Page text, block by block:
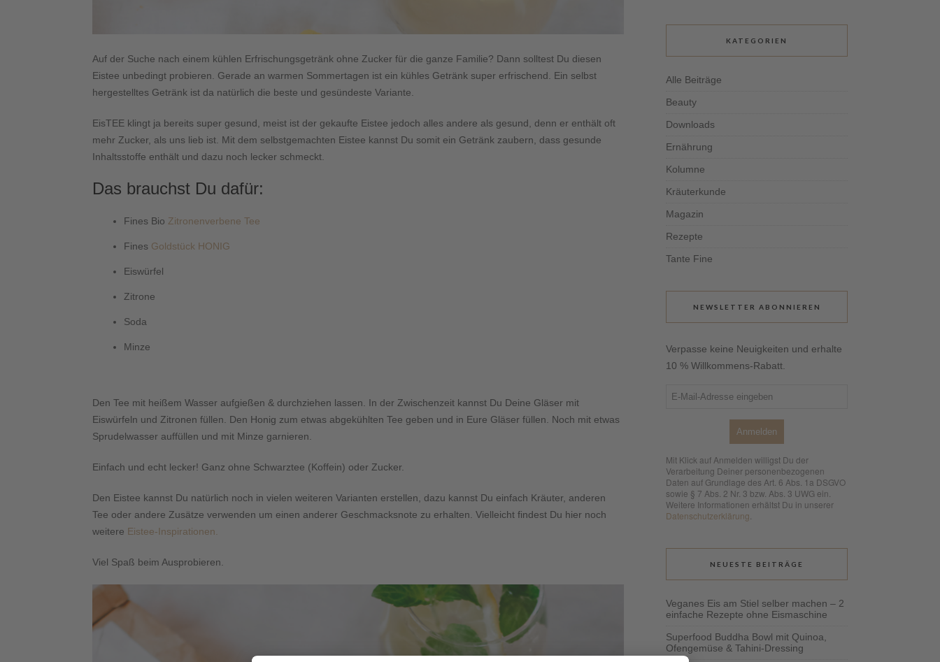
Auf der Suche nach einem kühlen Erfrischungsgetränk ohne Zucker für die ganze Familie? Dann solltest Du diesen
Eistee unbedingt probieren. Gerade an warmen Sommertagen ist ein kühles Getränk super erfrischend. Ein selbst
hergestelltes Getränk ist da natürlich die beste und gesündeste Variante.
EisTEE klingt ja bereits super gesund, meist ist der gekaufte Eistee jedoch alles andere als gesund, denn er enthält oft
mehr Zucker, als uns lieb ist. Mit dem selbstgemachten Eistee kannst Du somit ein Getränk zaubern, dass gesunde
Inhaltsstoffe enthält und dazu noch lecker schmeckt.
Das brauchst Du dafür:
Fines Bio Zitronenverbene Tee
Fines Goldstück HONIG
Eiswürfel
Zitrone
Soda
Minze
Den Tee mit heißem Wasser aufgießen & durchziehen lassen. In der Zwischenzeit kannst Du Deine Gläser mit
Eiswürfeln und Zitronen füllen. Den Honig zum etwas abgekühlten Tee geben und in Eure Gläser füllen. Noch mit etwas
Sprudelwasser auffüllen und mit Minze garnieren.
Einfach und echt lecker! Ganz ohne Schwarztee (Koffein) oder Zucker.
Den Eistee kannst Du natürlich noch in vielen weiteren Varianten erstellen, dazu kannst Du einfach Kräuter, anderen
Tee oder andere Zusätze verwenden um einen anderer Geschmacksnote zu erhalten. Vielleicht findest Du hier noch
weitere Eistee-Inspirationen.
Viel Spaß beim Ausprobieren.
KATEGORIEN
Alle Beiträge
Beauty
Downloads
Ernährung
Kolumne
Kräuterkunde
Magazin
Rezepte
Tante Fine
NEWSLETTER ABONNIEREN
Verpasse keine Neuigkeiten und erhalte
10 % Willkommens-Rabatt.
Anmelden
Mit Klick auf Anmelden willigst Du der
Verarbeitung Deiner personenbezogenen
Daten auf Grundlage des Art. 6 Abs. 1a DSGVO
sowie § 7 Abs. 2 Nr. 3 bzw. Abs. 3 UWG ein.
Weitere Informationen erhältst Du in unserer
Datenschutzerklärung
NEUESTE BEITRÄGE
Veganes Eis am Stiel selber machen – 2
einfache Rezepte ohne Eismaschine
Superfood Buddha Bowl mit Quinoa,
Ofengemüse & Tahini-Dressing